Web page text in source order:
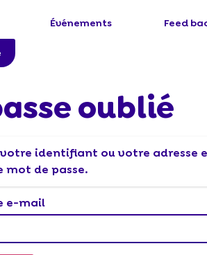
Événements Feed
oublié
votre identifiant ou votre
de passe.
e-mail